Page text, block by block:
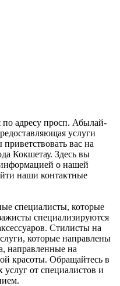
по адресу просп. Абылай-
услуги
вас на
Кокшетау. Здесь вы
о нашей
наши контактные
специалисты, которые
специализируются
Стилисты на
которые направлены
направленные на
красоты. Обращайтесь в
от специалистов и